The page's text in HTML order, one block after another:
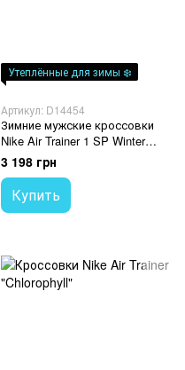
Утеплённые для зимы ❄️
Артикул: D14454
Зимние мужские кроссовки
Nike Air Trainer 1 SP Winter
Black С МЕХОМ
3 198 грн
Купить